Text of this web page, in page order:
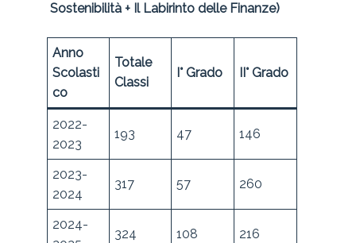
Sostenibilità + Il Labirinto delle Finanze)
Anno
Scolasti
co
Totale
Classi
I° Grado II° Grado
2022-
2023
193 47 146
2023-
2024
317 57 260
2024-
324 108 216